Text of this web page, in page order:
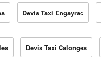
Devis Taxi Engayrac
Devis Taxi Calonges